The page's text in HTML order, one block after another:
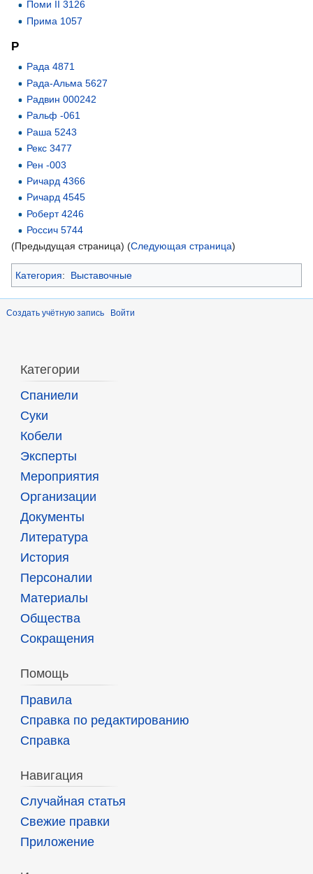
Поми II 3126
Прима 1057
Р
Рада 4871
Рада-Альма 5627
Радвин 000242
Ральф -061
Раша 5243
Рекс 3477
Рен -003
Ричард 4366
Ричард 4545
Роберт 4246
Россич 5744
(Предыдущая страница) (Следующая страница)
Категория: Выставочные
Создать учётную запись Войти
Категории
Спаниели
Суки
Кобели
Эксперты
Мероприятия
Организации
Документы
Литература
История
Персоналии
Материалы
Общества
Сокращения
Помощь
Правила
Справка по редактированию
Справка
Навигация
Случайная статья
Свежие правки
Приложение